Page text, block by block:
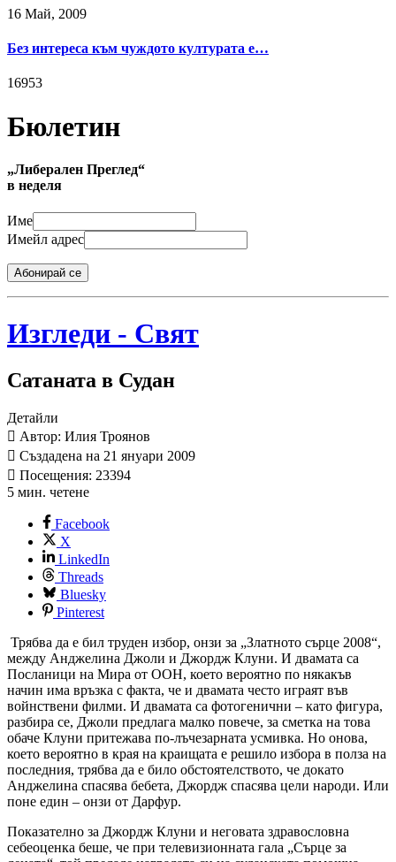
16 Май, 2009
Без интереса към чуждото културата е…
16953
Бюлетин
„Либерален Преглед“
в неделя
Име
Имейл адрес
Абонирай се
Изгледи - Свят
Сатаната в Судан
Детайли
Автор: Илия Троянов
Създадена на 21 януари 2009
Посещения: 23394
5 мин. четене
Facebook
X
LinkedIn
Threads
Bluesky
Pinterest
Трябва да е бил труден избор, онзи за „Златното сърце 2008“,
между Анджелина Джоли и Джордж Клуни. И двамата са
Посланици на Мира от ООН, което вероятно по някакъв
начин има връзка с факта, че и двамата често играят във
войнствени филми. И двамата са фотогенични – като фигура,
разбира се, Джоли предлага малко повече, за сметка на това
обаче Клуни притежава по-лъчезарната усмивка. Но онова,
което вероятно в края на краищата е решило избора в полза на
последния, трябва да е било обстоятелството, че докато
Анджелина спасява бебета, Джордж спасява цели народи. Или
поне един – онзи от Дарфур.
Показателно за Джордж Клуни и неговата здравословна
себеоценка беше, че при телевизионната гала „Сърце за